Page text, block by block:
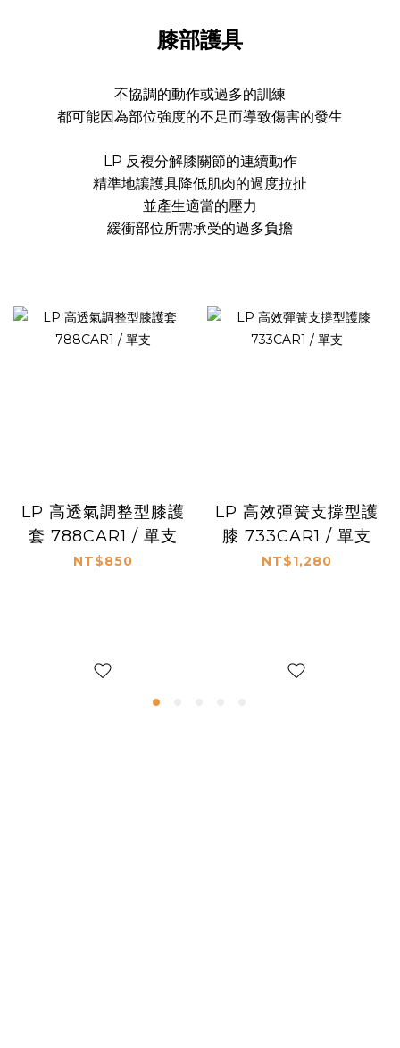
膝部護具
不協調的動作或過多的訓練
都可能因為部位強度的不足而導致傷害的發生
LP 反複分解膝關節的連續動作
精準地讓護具降低肌肉的過度拉扯
並產生適當的壓力
緩衝部位所需承受的過多負擔
LP 高透氣調整型膝護
套 788CAR1 / 單支
NT$850
LP 高效彈簧支撐型護
膝 733CAR1 / 單支
NT$1,280